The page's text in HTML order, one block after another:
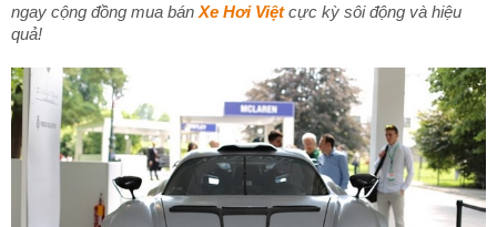
ngay cộng đồng mua bán Xe Hơi Việt cực kỳ sôi động và hiệu
quả!